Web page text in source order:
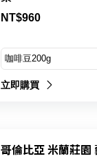
NT$960
立即購買
哥倫比亞 米蘭莊園